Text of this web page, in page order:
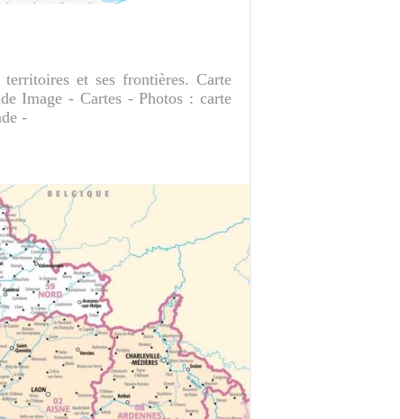
et ses frontières. Carte
Image - Cartes - Photos : carte
-